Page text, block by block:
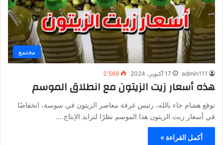
مجتمع
admin111 17 أكتوبر، 2024 2٬569
هذه أسعار زيت الزيتون مع انطلاق الموسم
توقع هشام جاء بالله، رئيس غرفة معاصر الزيتون في سوسة، انخفاضًا
في أسعار زيت الزيتون هذا الموسم نظرًا لتزايد الإنتاج.…
أكمل القراءة »